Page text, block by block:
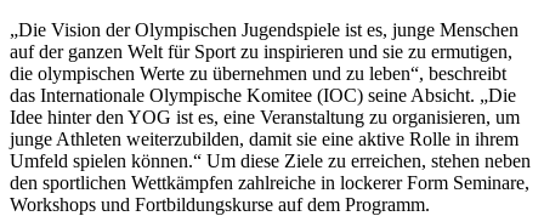
„Die Vision der Olympischen Jugendspiele ist es, junge Menschen
auf der ganzen Welt für Sport zu inspirieren und sie zu ermutigen,
die olympischen Werte zu übernehmen und zu leben“, beschreibt
das Internationale Olympische Komitee (IOC) seine Absicht. „Die
Idee hinter den YOG ist es, eine Veranstaltung zu organisieren, um
junge Athleten weiterzubilden, damit sie eine aktive Rolle in ihrem
Umfeld spielen können.“ Um diese Ziele zu erreichen, stehen neben
den sportlichen Wettkämpfen zahlreiche in lockerer Form Seminare,
Workshops und Fortbildungskurse auf dem Programm.